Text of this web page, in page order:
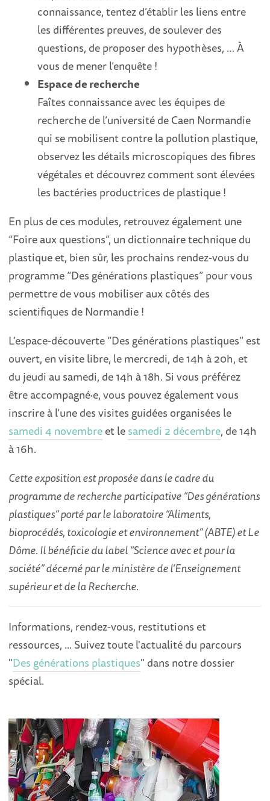
connaissance, tentez d’établir les liens entre
les différentes preuves, de soulever des
questions, de proposer des hypothèses, … À
vous de mener l’enquête !
Espace de recherche
Faîtes connaissance avec les équipes de
recherche de l’université de Caen Normandie
qui se mobilisent contre la pollution plastique,
observez les détails microscopiques des fibres
végétales et découvrez comment sont élevées
les bactéries productrices de plastique !
En plus de ces modules, retrouvez également une
“Foire aux questions”, un dictionnaire technique du
plastique et, bien sûr, les prochains rendez-vous du
programme “Des générations plastiques” pour vous
permettre de vous mobiliser aux côtés des
scientifiques de Normandie !
L’espace-découverte “Des générations plastiques” est
ouvert, en visite libre, le mercredi, de 14h à 20h, et
du jeudi au samedi, de 14h à 18h. Si vous préférez
être accompagné·e, vous pouvez également vous
inscrire à l’une des visites guidées organisées le
samedi 4 novembreet lesamedi 2 décembre, de 14h
à 16h.
Cette exposition est proposée dans le cadre du
programme de recherche participative “Des générations
plastiques” porté par le laboratoire “Aliments,
bioprocédés, toxicologie et environnement” (ABTE) et Le
Dôme. Il bénéficie du label “Science avec et pour la
société” décerné par le ministère de l’Enseignement
supérieur et de la Recherche.
Informations, rendez-vous, restitutions et
ressources, ... Suivez toute l'actualité du parcours
"Des générations plastiques" dans notre dossier
spécial.